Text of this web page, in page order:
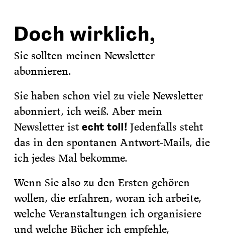
Doch wirklich,
Sie sollten meinen Newsletter
abonnieren.
Sie haben schon viel zu viele Newsletter
abonniert, ich weiß. Aber mein
Newsletter ist echt toll! Jedenfalls steht
das in den spontanen Antwort-Mails, die
ich jedes Mal bekomme.
Wenn Sie also zu den Ersten gehören
wollen, die erfahren, woran ich arbeite,
welche Veranstaltungen ich organisiere
und welche Bücher ich empfehle,